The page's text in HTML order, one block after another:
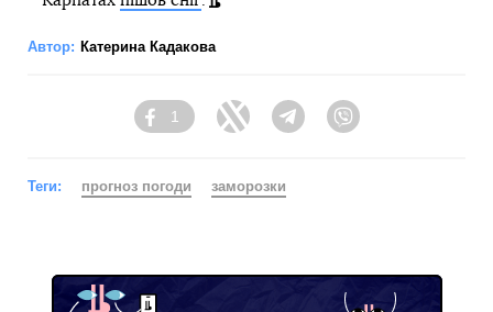
Автор: Катерина Кадакова
Facebook
1
Twitter TelegramViber
Теги: прогноз погоди заморозки